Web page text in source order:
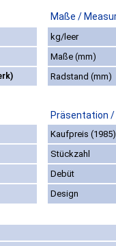
Maße /
kg/leer
Maße (mm)
Radstand (mm)
Präsentation
Kaufpreis (1985)
Stückzahl
Debüt
Design